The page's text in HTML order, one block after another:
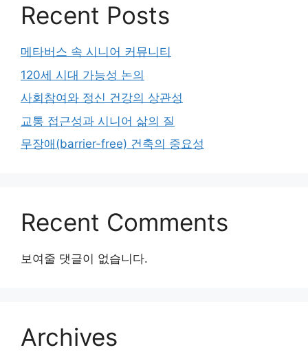
Recent Posts
메타버스 속 시니어 커뮤니티
120세 시대 가능성 논의
사회참여와 정신 건강의 상관성
교통 접근성과 시니어 삶의 질
무장애(barrier-free) 건축의 중요성
Recent Comments
보여줄 댓글이 없습니다.
Archives